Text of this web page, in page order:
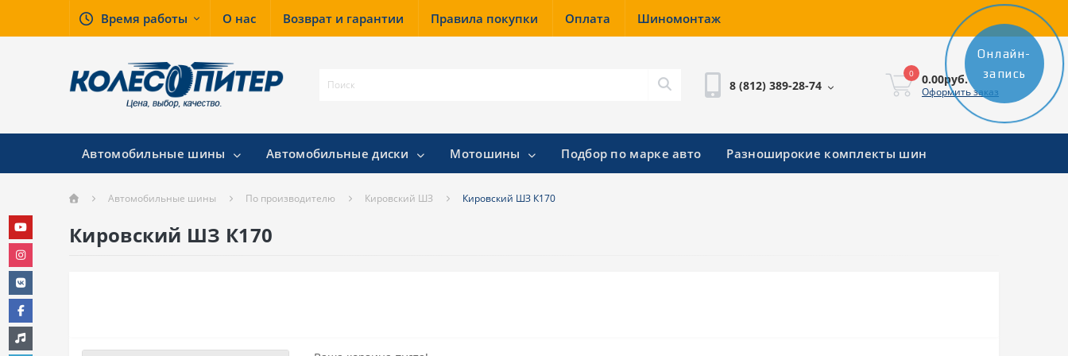
Время работы О нас Возврат и гарантии Правила покупки Оплата Шиномонтаж
8 (812) 389-28-74
0 0.00руб.
Оформить заказ
Автомобильные шины Автомобильные диски Мотошины Подбор по марке авто Разноширокие комплекты шин
Автомобильные шины По производителю Кировский ШЗ Кировский ШЗ К170
Кировский ШЗ К170
Онлайн-
запись